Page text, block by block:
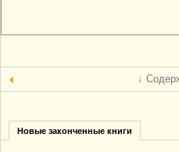
↓
Новые законченные книги